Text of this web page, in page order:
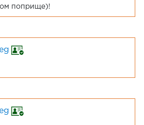
поприще)!